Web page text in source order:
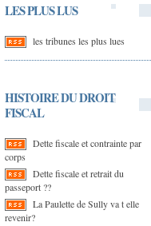
LES PLUS LUS
les tribunes les plus lues
HISTOIRE DU DROIT
FISCAL
Dette fiscale et contrainte par
corps
Dette fiscale et retrait du
passeport ??
La Paulette de Sully va t elle
revenir?